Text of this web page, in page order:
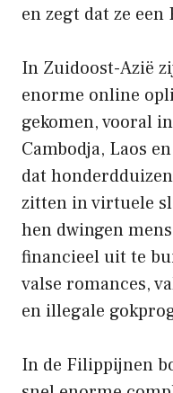
en zegt dat ze
In Zuidoost-Azië
enorme online
gekomen, vooral
Cambodja, Laos
dat
zitten in virtuele
hen dwingen
financieel uit te
valse romances,
en illegale
In de Filippijnen